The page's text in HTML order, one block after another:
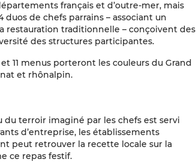
français et d’outre-mer, mais
de chefs parrains – associant un
restauration traditionnelle – conçoivent des
des structures participantes.
11 menus porteront les couleurs du Grand
et rhônalpin.
terroir imaginé par les chefs est servi
d’entreprise, les établissements
peut retrouver la recette locale sur la
ce repas festif.